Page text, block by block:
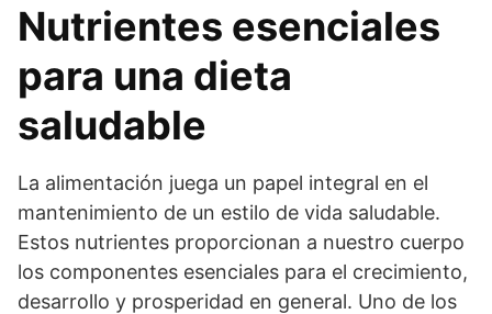
Nutrientes esenciales
para una dieta
saludable
La alimentación juega un papel integral en el
mantenimiento de un estilo de vida saludable.
Estos nutrientes proporcionan a nuestro cuerpo
los componentes esenciales para el crecimiento,
desarrollo y prosperidad en general. Uno de los